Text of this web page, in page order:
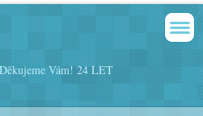
Vám! 24 LET